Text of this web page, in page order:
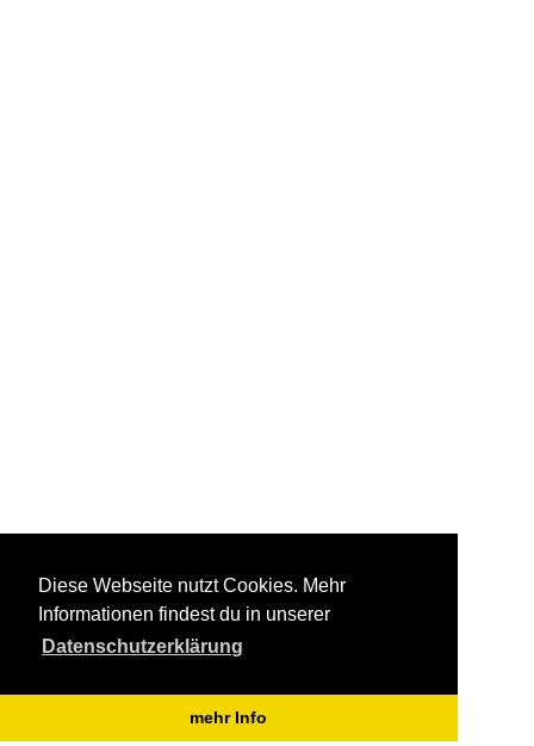
Diese Webseite nutzt Cookies. Mehr
Informationen findest du in unserer
Datenschutzerklärung
mehr Info